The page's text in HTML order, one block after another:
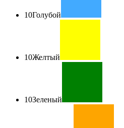
10Голубой
10Желтый
10Зеленый